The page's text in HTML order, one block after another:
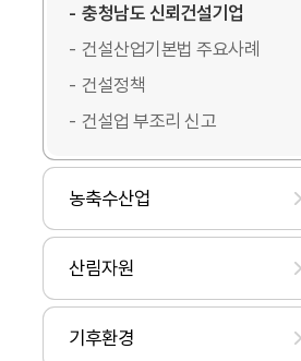
충청남도 신뢰건설기업
건설산업기본법 주요사례
건설정책
건설업 부조리 신고
농축수산업
산림자원
기후환경